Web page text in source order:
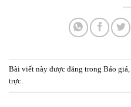
Bài viết này được đăng trong Báo giá,
trực.